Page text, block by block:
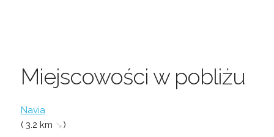
Miejscowości w pobliżu
Navia
( 3.2 km ↘)